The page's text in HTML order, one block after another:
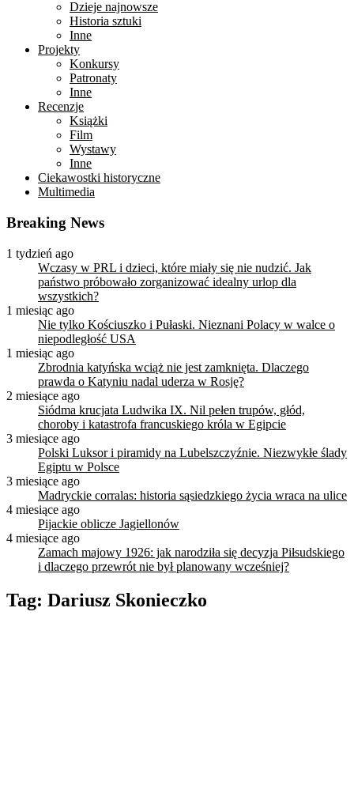
Dzieje najnowsze
Historia sztuki
Inne
Projekty
Konkursy
Patronaty
Inne
Recenzje
Książki
Film
Wystawy
Inne
Ciekawostki historyczne
Multimedia
Breaking News
1 tydzień ago
Wczasy w PRL i dzieci, które miały się nie nudzić. Jak
państwo próbowało zorganizować idealny urlop dla
wszystkich?
1 miesiąc ago
Nie tylko Kościuszko i Pułaski. Nieznani Polacy w walce o
niepodległość USA
1 miesiąc ago
Zbrodnia katyńska wciąż nie jest zamknięta. Dlaczego
prawda o Katyniu nadal uderza w Rosję?
2 miesiące ago
Siódma krucjata Ludwika IX. Nil pełen trupów, głód,
choroby i katastrofa francuskiego króla w Egipcie
3 miesiące ago
Polski Luksor i piramidy na Lubelszczyźnie. Niezwykłe ślady
Egiptu w Polsce
3 miesiące ago
Madryckie corralas: historia sąsiedzkiego życia wraca na ulice
4 miesiące ago
Pijackie oblicze Jagiellonów
4 miesiące ago
Zamach majowy 1926: jak narodziła się decyzja Piłsudskiego
i dlaczego przewrót nie był planowany wcześniej?
Tag: Dariusz Skonieczko